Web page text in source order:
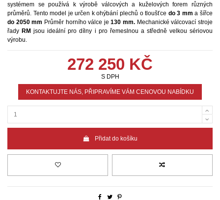
systémem se používá k výrobě válcových a kuželových forem různých
průměrů. Tento model je určen k ohýbání plechů o tloušťce do 3 mm a šířce
do 2050mm Průměr horního válce je130 mm. Mechanické válcovací stroje
řadyRM jsou ideální pro dílny i pro řemeslnou a středně velkou sériovou
výrobu.
272 250 KČ
S DPH
KONTAKTUJTE NÁS, PŘIPRAVÍME VÁM CENOVOU NABÍDKU
Přidat do košíku